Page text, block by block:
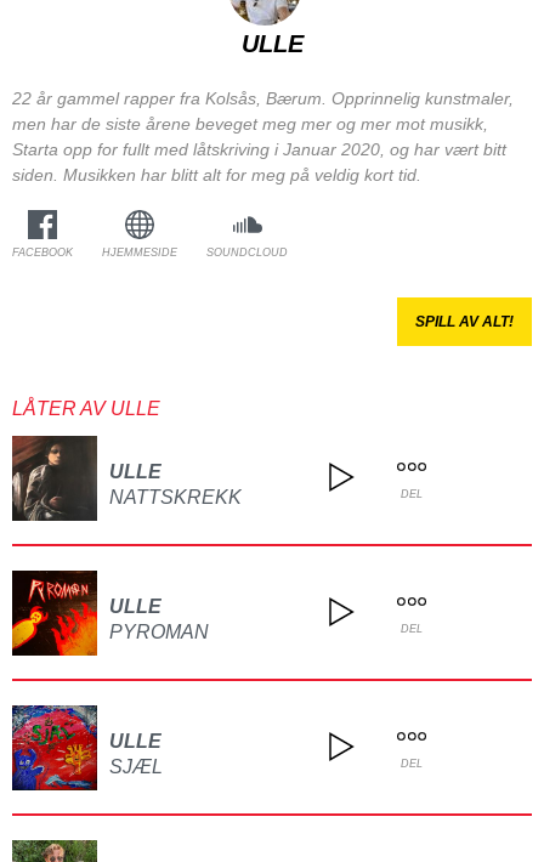
ULLE
22 år gammel rapper fra Kolsås, Bærum. Opprinnelig kunstmaler,
men har de siste årene beveget meg mer og mer mot musikk,
Starta opp for fullt med låtskriving i Januar 2020, og har vært bitt
siden. Musikken har blitt alt for meg på veldig kort tid.
FACEBOOK HJEMMESIDE SOUNDCLOUD
SPILL AV ALT!
LÅTER AV ULLE
ULLE
NATTSKREKK
DEL
ULLE
PYROMAN
DEL
ULLE
SJÆL
DEL